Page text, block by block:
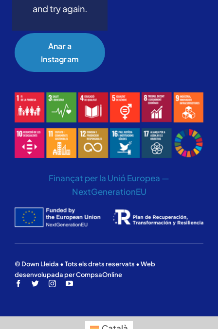
and try again.
Anar a
Instagram
Finançat per la Unió Europea —
NextGenerationEU
© Down Lleida • Tots els drets reservats • Web
desenvolupada per CompsaOnline